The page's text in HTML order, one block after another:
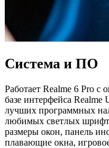
Система и ПО
Работает Realme 6 Pro с
базе интерфейса
лучших программных
любимых светлых
размеры окон, панель
плавающие окна,